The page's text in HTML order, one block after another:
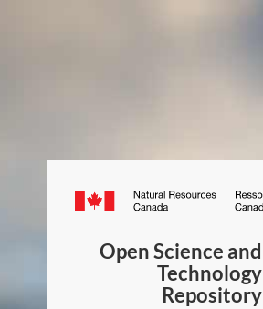
Canada.ca
Open Science and
Technology
Repository